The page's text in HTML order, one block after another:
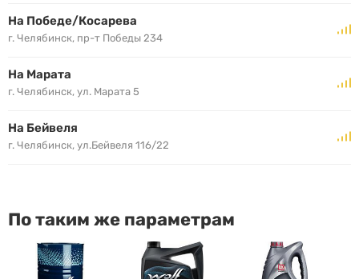
На Победе/Косарева
г. Челябинск, пр-т Победы 234
На Марата
г. Челябинск, ул. Марата 5
На Бейвеля
г. Челябинск, ул.Бейвеля 116/22
По таким же параметрам